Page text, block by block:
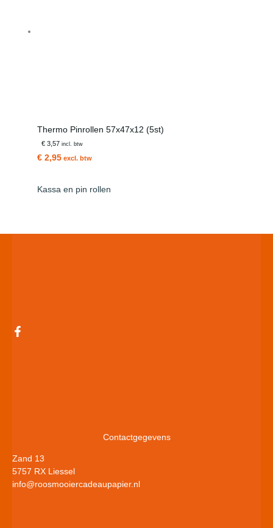
Thermo Pinrollen 57x47x12 (5st)
€ 3,57incl. btw
€ 2,95 excl. btw
Kassa en pin rollen
Contactgegevens
Zand 13
5757 RX Liessel
info@roosmooiercadeaupapier.nl